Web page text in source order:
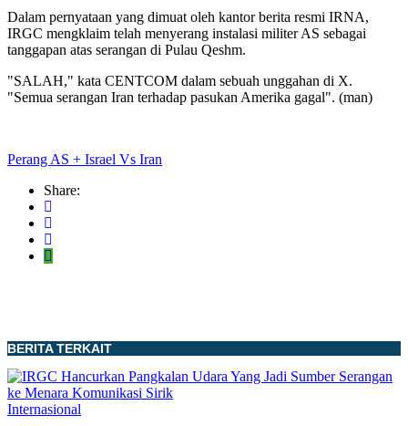
Dalam pernyataan yang dimuat oleh kantor berita resmi IRNA,
IRGC mengklaim telah menyerang instalasi militer AS sebagai
tanggapan atas serangan di Pulau Qeshm.
"SALAH," kata CENTCOM dalam sebuah unggahan di X.
"Semua serangan Iran terhadap pasukan Amerika gagal". (man)
Perang AS + Israel Vs Iran
Share:
BERITA TERKAIT
Internasional